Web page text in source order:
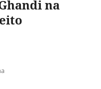
na